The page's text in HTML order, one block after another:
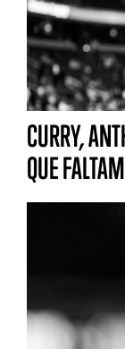
CURRY,
QUE FALTAM